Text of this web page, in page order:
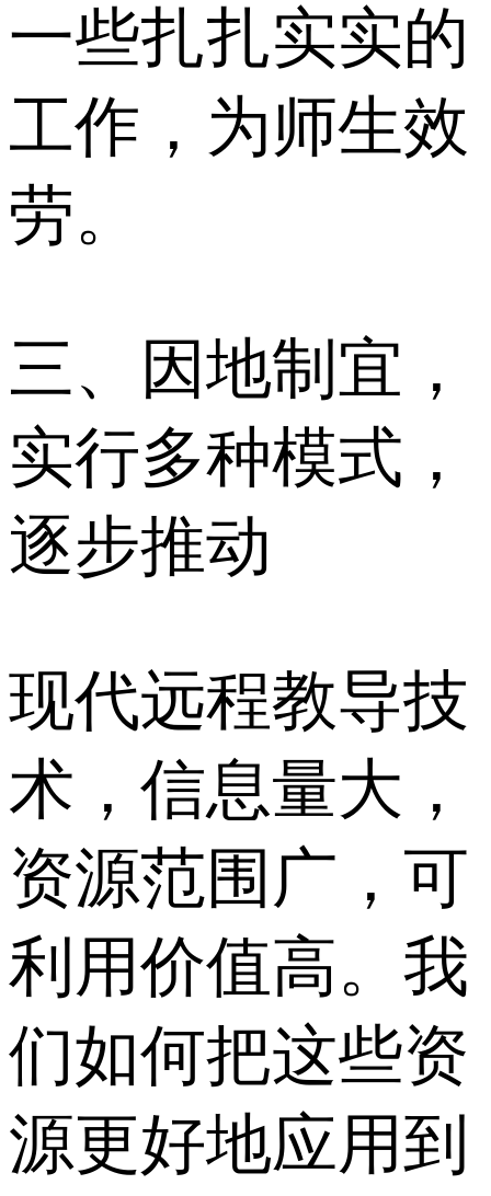
一些扎扎实实的
工作，为师生效
劳。
三、因地制宜，
实行多种模式，
逐步推动
现代远程教导技
术，信息量大，
资源范围广，可
利用价值高。我
们如何把这些资
源更好地应用到